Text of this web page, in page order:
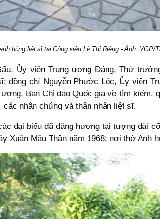
hùng liệt sĩ tại Công viên Lê Thị Riêng - Ảnh: VGP/
Ủy viên Trung ương Đảng, Thứ
đồng chí Nguyễn Phước Lộc, Ủy viên
Ban Chỉ đạo Quốc gia về tìm
nhân chứng và thân nhân liệt sĩ.
đại biểu đã dâng hương tại tượng đài
Xuân Mậu Thân năm 1968; nơi thờ Anh